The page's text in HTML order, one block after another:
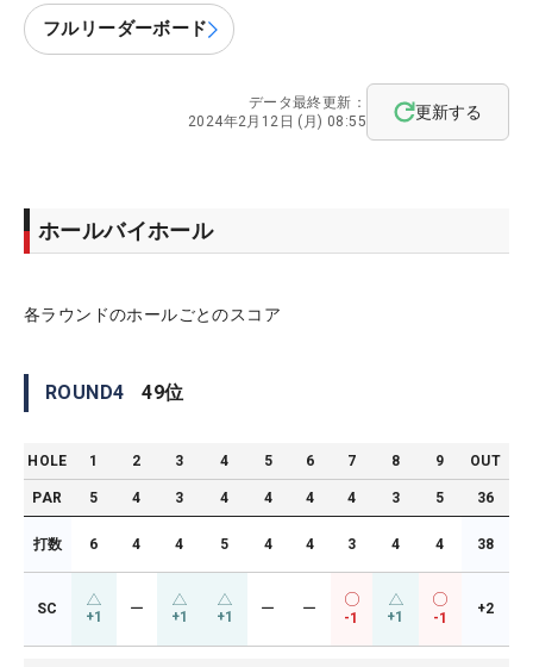
フルリーダーボード
データ最終更新：
2024年2月12日 (月) 08:55
更新する
ホールバイホール
各ラウンドのホールごとのスコア
ROUND4 49位
HOLE 1 2 3 4 5 6 7 8 9 OUT
PAR 5 4 3 4 4 4 4 3 5 36
打数 6 4 4 5 4 4 3 4 4 38
SC +1 ー +1 +1 ー ー
-1 +1 -1
+2